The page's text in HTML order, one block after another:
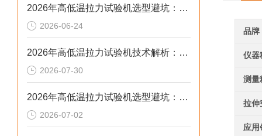
2026年高低温拉力试验机选型避坑：别让步进低配拖累检测精度与研发数据
2026-06-24
2026年高低温拉力试验机技术解析：温变环境力学检测选型参考
2026-07-30
2026年高低温拉力试验机选型避坑：别让步进低配毁了检测数据
2026-07-02
品牌
仪器
测量
拉伸
应用